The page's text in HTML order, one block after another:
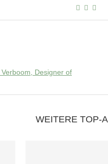
Designer of
WEITERE TOP-